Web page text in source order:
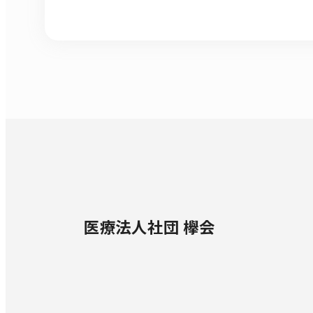
医療法人社団 欅会